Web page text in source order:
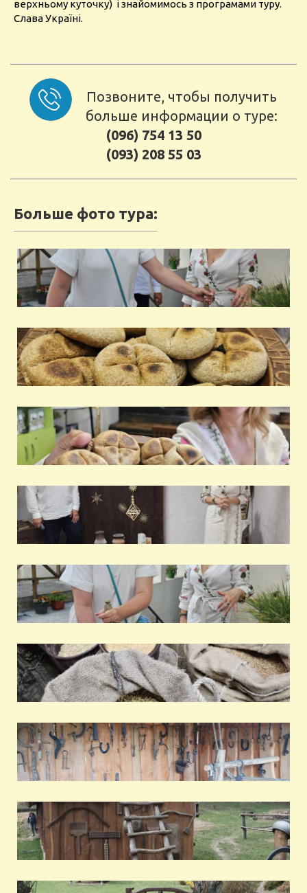
верхньому куточку) і знайомимось з програмами туру.
Слава Україні.
Позвоните, чтобы получить
больше информации о туре:
(096) 754 13 50
(093) 208 55 03
Больше фото тура: